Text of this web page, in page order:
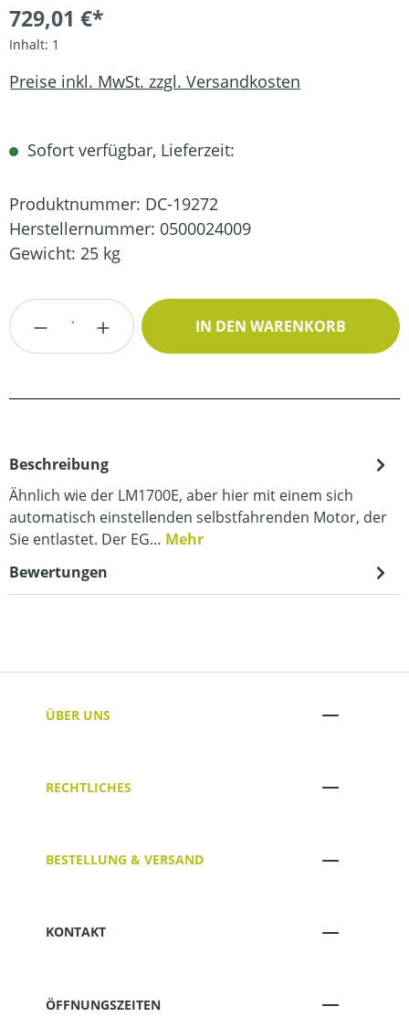
729,01 €*
Inhalt: 1
Preise inkl. MwSt. zzgl. Versandkosten
Sofort verfügbar, Lieferzeit:
Produktnummer: DC-19272
Herstellernummer: 0500024009
Gewicht: 25 kg
Produkt Anzahl: Gib den gewünschten
IN DEN WARENKORB
Beschreibung
Ähnlich wie der LM1700E, aber hier mit einem sich
automatisch einstellenden selbstfahrenden Motor, der
Sie entlastet. Der EG… Mehr
Bewertungen
ÜBER UNS
RECHTLICHES
BESTELLUNG & VERSAND
KONTAKT
ÖFFNUNGSZEITEN